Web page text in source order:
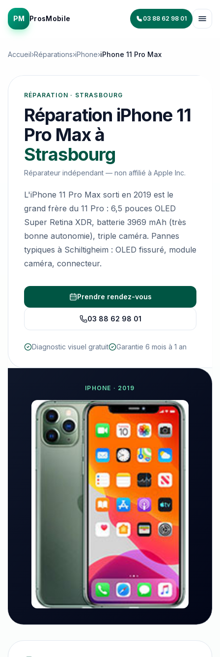
PM ProsMobile 03 88 62 98 01
Accueil›Réparations›iPhone›iPhone 11 Pro Max
RÉPARATION · STRASBOURG
Réparation iPhone 11
Pro Maxà
Strasbourg
Réparateur indépendant — non affilié à Apple Inc.
L'iPhone 11 Pro Max sorti en 2019 est le
grand frère du 11 Pro : 6,5 pouces OLED
Super Retina XDR, batterie 3969 mAh (très
bonne autonomie), triple caméra. Pannes
typiques à Schiltigheim : OLED fissuré, module
caméra, connecteur.
Prendre rendez-vous
03 88 62 98 01
Diagnostic visuel gratuit Garantie 6 mois à 1 an
IPHONE · 2019